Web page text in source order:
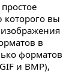
вы
в
форматов
и BMP),